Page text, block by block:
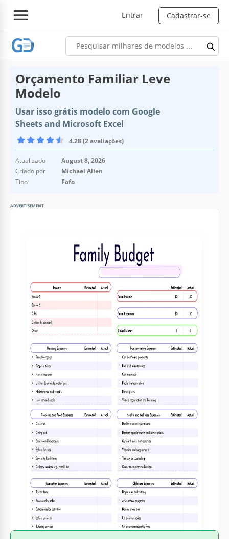
Entrar Cadastrar-se
Orçamento Familiar Leve
Modelo
Usar isso grátis modelo com Google
Sheets and Microsoft Excel
4.28 (2 avaliações)
Atualizado
August 8, 2026
Criado por
Michael Allen
Tipo
Fofo
ADVERTISEMENT
July 27, 2023
Última atualização
August 8, 2026
Comunidade
Adicionado às coleções por 56 Usuários
Estatísticas de uso
3 downloads este mês
Principais recursos deste modelo
Adequado Para
Fofo Orçamentos Modelos
Sobre este modelo
Viva a liberdade financeira com o Modelo de Orçamento
Familiar Light. Esta planilha amigável e visualmente
atraente permite que você acompanhe facilmente sua renda
e despesas, garantindo que você alcance seus objetivos
financeiros. Com seu design intuitivo e categorias
abrangentes, gerenciar seu orçamento familiar nunca foi tão